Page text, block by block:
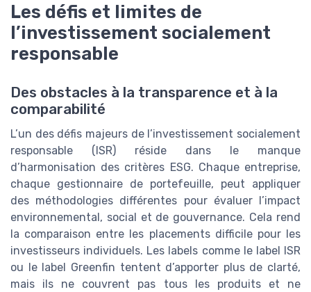
Les défis et limites de
l’investissement socialement
responsable
Des obstacles à la transparence et à la
comparabilité
L’un des défis majeurs de l’investissement socialement
responsable (ISR) réside dans le manque
d’harmonisation des critères ESG. Chaque entreprise,
chaque gestionnaire de portefeuille, peut appliquer
des méthodologies différentes pour évaluer l’impact
environnemental, social et de gouvernance. Cela rend
la comparaison entre les placements difficile pour les
investisseurs individuels. Les labels comme le label ISR
ou le label Greenfin tentent d’apporter plus de clarté,
mais ils ne couvrent pas tous les produits et ne